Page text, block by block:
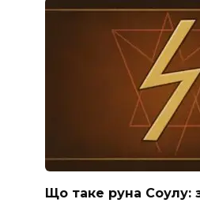
Що таке руна Соулу: